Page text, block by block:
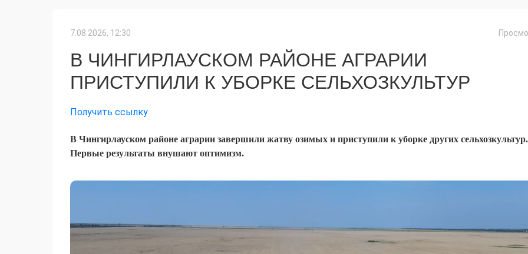
7.08.2026, 12:30
В ЧИНГИРЛАУСКОМ РАЙОНЕ АГРАРИИ
ПРИСТУПИЛИ К УБОРКЕ СЕЛЬХОЗКУЛЬТУР
Получить ссылку
В Чингирлауском районе аграрии завершили жатву озимых и приступили к уборке других сельхозкультур.
Первые результаты внушают оптимизм.